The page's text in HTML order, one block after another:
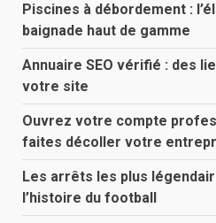
Piscines à débordement :
baignade haut de gamme
Annuaire SEO vérifié : des
votre site
Ouvrez votre compte
faites décoller votre
Les arrêts les plus
l’histoire du football